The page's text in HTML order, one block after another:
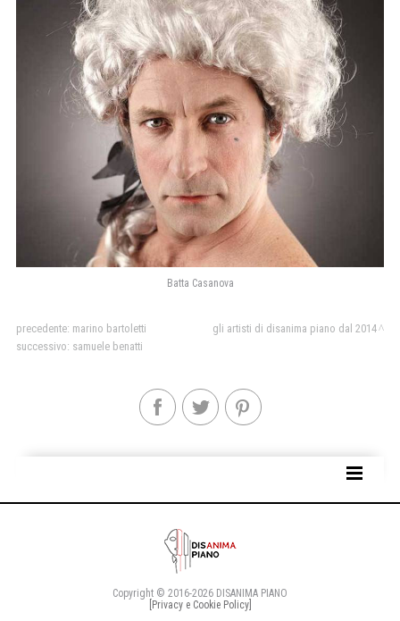
Batta Casanova
precedente: marino bartoletti
successivo: samuele benatti
gli artisti di disanima piano dal 2014
Copyright © 2016-2026 DISANIMA PIANO
[Privacy e Cookie Policy]